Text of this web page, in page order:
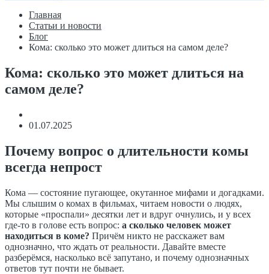
Главная
Статьи и новости
Блог
Кома: сколько это может длиться на самом деле?
Кома: сколько это может длиться на
самом деле?
01.07.2025
Почему вопрос о длительности комы
всегда непрост
Кома — состояние пугающее, окутанное мифами и догадками.
Мы слышим о комах в фильмах, читаем новости о людях,
которые «проспали» десятки лет и вдруг очнулись, и у всех
где-то в голове есть вопрос: а сколько человек может
находиться в коме? Причём никто не расскажет вам
однозначно, что ждать от реальности. Давайте вместе
разберёмся, насколько всё запутано, и почему однозначных
ответов тут почти не бывает.